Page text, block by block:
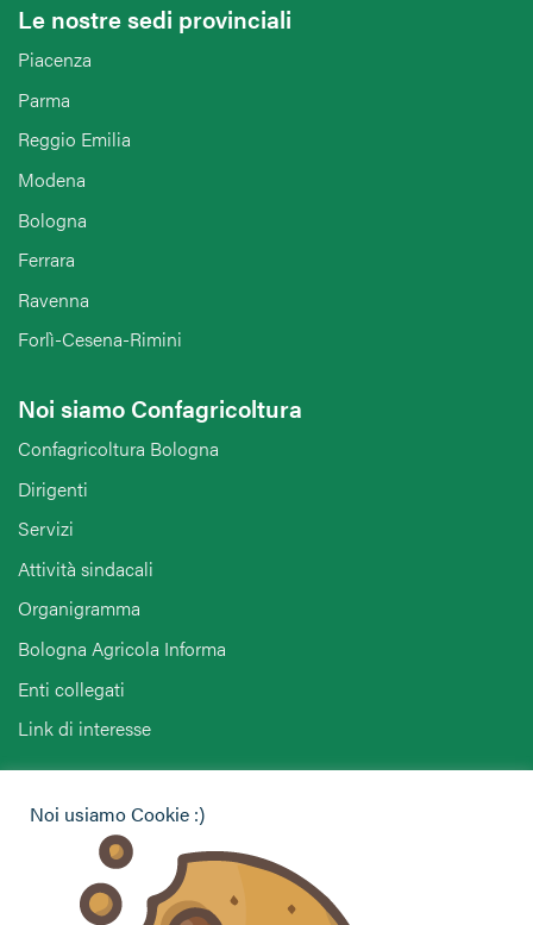
Le nostre sedi provinciali
Piacenza
Parma
Reggio Emilia
Modena
Bologna
Ferrara
Ravenna
Forlì-Cesena-Rimini
Noi siamo Confagricoltura
Confagricoltura Bologna
Dirigenti
Servizi
Attività sindacali
Organigramma
Bologna Agricola Informa
Enti collegati
Link di interesse
Vuoi contattarci per ricevere assistenza, lasciare un
commento o chiedere informazioni?
Noi usiamo Cookie :)